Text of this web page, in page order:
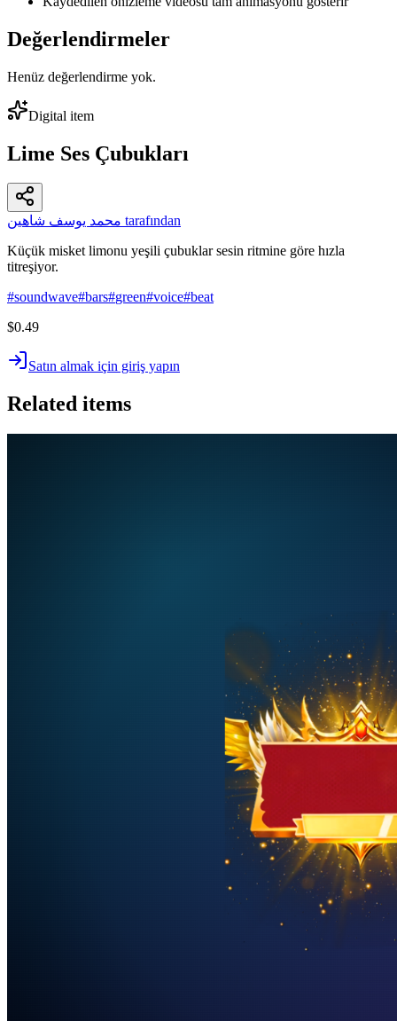
Değerlendirmeler
Henüz değerlendirme yok.
Digital item
Lime Ses Çubukları
محمد يوسف شاهين tarafından
Küçük misket limonu yeşili çubuklar sesin ritmine göre hızla
titreşiyor.
#soundwave#bars#green#voice#beat
$0.49
Satın almak için giriş yapın
Related items